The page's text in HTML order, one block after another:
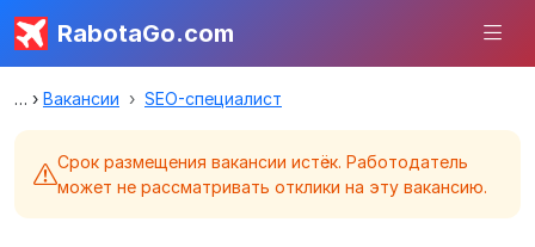
RabotaGo.com
Вакансии SEO-специалист
Срок размещения вакансии истёк. Работодатель
может не рассматривать отклики на эту вакансию.